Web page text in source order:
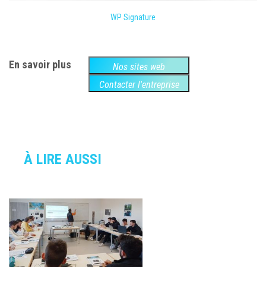
WP Signature
En savoir plus
Nos sites web
Contacter l'entreprise
À LIRE AUSSI